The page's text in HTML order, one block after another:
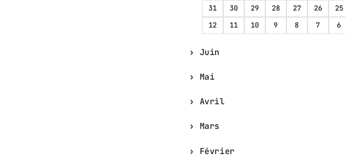
31 30 29 28 27 26 25
12
11 10 9 8 7 6
Juin
Mai
Avril
Mars
Février